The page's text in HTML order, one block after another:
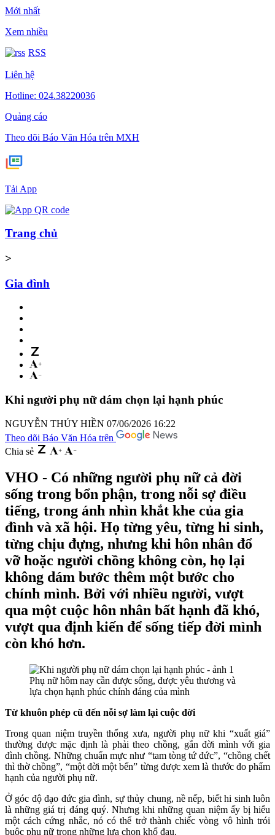
Mới nhất
Xem nhiều
RSS
Liên hệ
Hotline: 024.38220036
Quảng cáo
Theo dõi Báo Văn Hóa trên MXH
Tải App
Trang chủ
>
Gia đình
Khi người phụ nữ dám chọn lại hạnh phúc
NGUYỄN THÚY HIỀN 07/06/2026 16:22
Theo dõi Báo Văn Hóa trên
Chia sẻ
VHO - Có những người phụ nữ cả đời
sống trong bổn phận, trong nỗi sợ điều
tiếng, trong ánh nhìn khắt khe của gia
đình và xã hội. Họ từng yêu, từng hi sinh,
từng chịu đựng, nhưng khi hôn nhân đổ
vỡ hoặc người chồng không còn, họ lại
không dám bước thêm một bước cho
chính mình. Bởi với nhiều người, vượt
qua một cuộc hôn nhân bất hạnh đã khó,
vượt qua định kiến để sống tiếp đời mình
còn khó hơn.
Phụ nữ hôm nay cần được sống, được yêu thương và
lựa chọn hạnh phúc chính đáng của mình
Từ khuôn phép cũ đến nỗi sợ làm lại cuộc đời
Trong quan niệm truyền thống xưa, người phụ nữ khi “xuất giá”
thường được mặc định là phải theo chồng, gắn đời mình với gia
đình chồng. Những chuẩn mực như “tam tòng tứ đức”, “chồng chết
thì thờ chồng”, “một đời một bến” từng được xem là thước đo phẩm
hạnh của người phụ nữ.
Ở góc độ đạo đức gia đình, sự thủy chung, nề nếp, biết hi sinh luôn
là những giá trị đáng quý. Nhưng khi những quan niệm ấy bị hiểu
một cách cứng nhắc, nó có thể trở thành chiếc vòng vô hình trói
buộc phụ nữ trong những lựa chọn khổ đau.